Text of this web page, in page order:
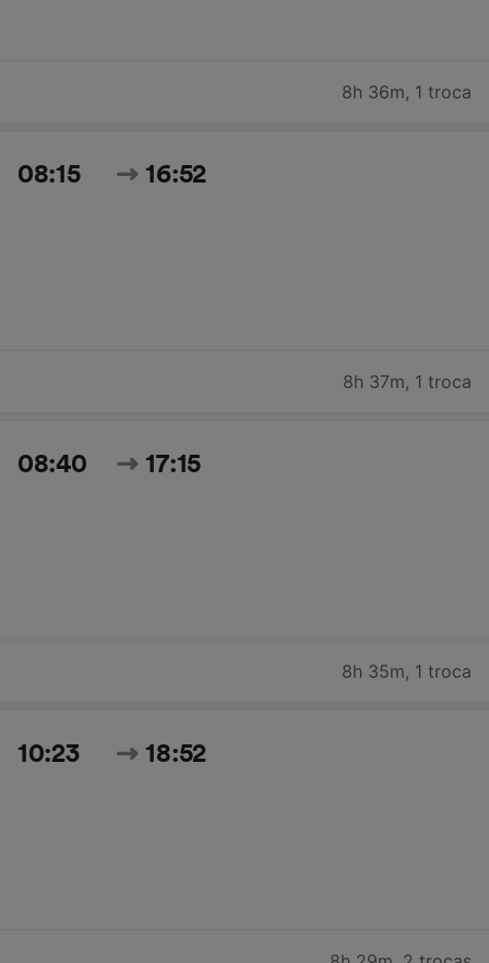
8h 36m, 1 troca
08:15 16:52
8h 37m, 1 troca
08:40 17:15
8h 35m, 1 troca
10:23 18:52